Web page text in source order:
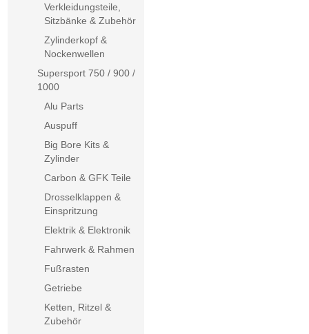
Verkleidungsteile,
Sitzbänke & Zubehör
Zylinderkopf &
Nockenwellen
Supersport 750 / 900 /
1000
Alu Parts
Auspuff
Big Bore Kits &
Zylinder
Carbon & GFK Teile
Drosselklappen &
Einspritzung
Elektrik & Elektronik
Fahrwerk & Rahmen
Fußrasten
Getriebe
Ketten, Ritzel &
Zubehör